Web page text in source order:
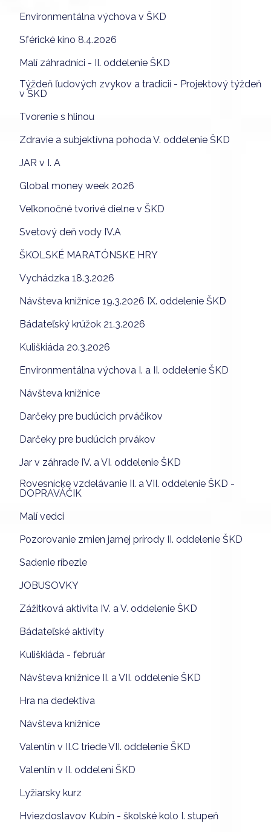
Environmentálna výchova v ŠKD
Sférické kino 8.4.2026
Malí záhradníci - II. oddelenie ŠKD
Týždeň ľudových zvykov a tradícií - Projektový týždeň
v ŠKD
Tvorenie s hlinou
Zdravie a subjektívna pohoda V. oddelenie ŠKD
JAR v I. A
Global money week 2026
Veľkonočné tvorivé dielne v ŠKD
Svetový deň vody IV.A
ŠKOLSKÉ MARATÓNSKE HRY
Vychádzka 18.3.2026
Návšteva knižnice 19.3.2026 IX. oddelenie ŠKD
Bádateľský krúžok 21.3.2026
Kuliškiáda 20.3.2026
Environmentálna výchova I. a II. oddelenie ŠKD
Návšteva knižnice
Darčeky pre budúcich prváčikov
Darčeky pre budúcich prvákov
Jar v záhrade IV. a VI. oddelenie ŠKD
Rovesnícke vzdelávanie II. a VII. oddelenie ŠKD -
DOPRAVÁČIK
Malí vedci
Pozorovanie zmien jarnej prírody II. oddelenie ŠKD
Sadenie ríbezle
JOBUSOVKY
Zážitková aktivita IV. a V. oddelenie ŠKD
Bádateľské aktivity
Kuliškiáda - február
Návšteva knižnice II. a VII. oddelenie ŠKD
Hra na dedektíva
Návšteva knižnice
Valentín v II.C triede VII. oddelenie ŠKD
Valentín v II. oddelení ŠKD
Lyžiarsky kurz
Hviezdoslavov Kubín - školské kolo I. stupeň